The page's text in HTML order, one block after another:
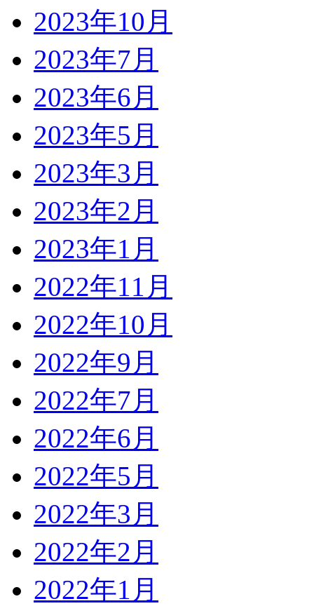
2023年10月
2023年7月
2023年6月
2023年5月
2023年3月
2023年2月
2023年1月
2022年11月
2022年10月
2022年9月
2022年7月
2022年6月
2022年5月
2022年3月
2022年2月
2022年1月